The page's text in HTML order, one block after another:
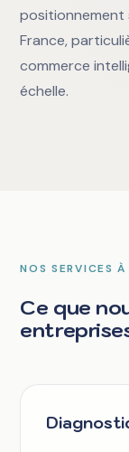
positionnement
France,
commerce
échelle.
NOS SERVICES
Ce que